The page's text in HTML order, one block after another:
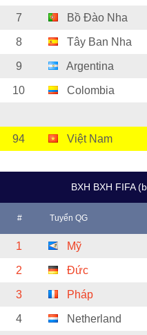
7 Bồ Đào Nha
8 Tây Ban Nha
9 Argentina
10 Colombia
94 Việt Nam
BXH BXH FIFA
# Tuyển QG
1 Mỹ
2 Đức
3 Pháp
4 Netherland